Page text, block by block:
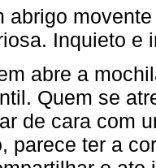
abrigo
Inquieto e
abre a
Quem se
de cara com
parece ter a